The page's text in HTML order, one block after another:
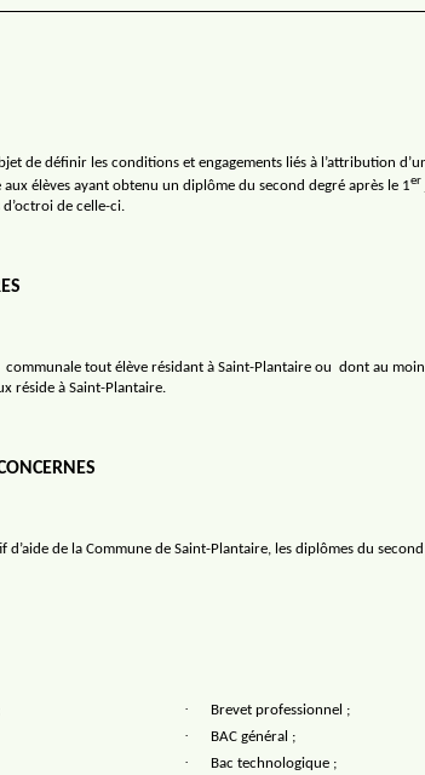
de définir les conditions et engagements liés à l’attribution
aux élèves ayant obtenu un diplôme du second degré après le 1er
de celle-ci.
communale tout élève résidant à Saint-Plantaire ou dont au
réside à Saint-Plantaire.
de la Commune de Saint-Plantaire, les diplômes du
· Brevet professionnel ;
· BAC général ;
· Bac technologique ;